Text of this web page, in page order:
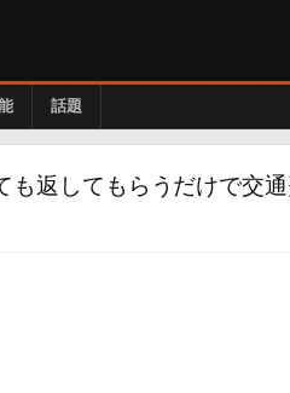
話題
返してもらうだけで交通